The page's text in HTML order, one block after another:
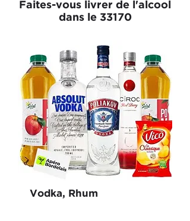
Faites-vous livrer de l'alcool
dans le 33170
Vodka, Rhum